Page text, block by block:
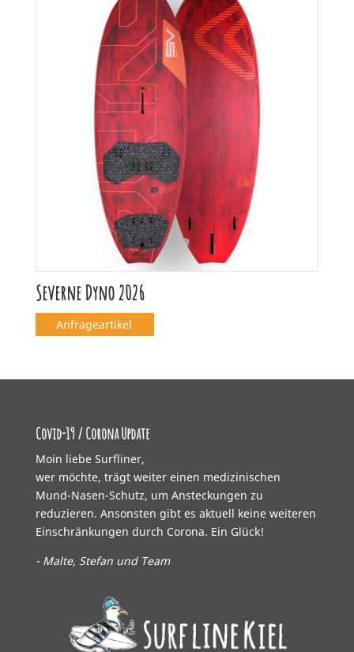
Severne Dyno 2026
Anfrageartikel
Covid-19 / Corona Update
Moin liebe Surfliner,
wer möchte, trägt weiter einen medizinischen
Mund-Nasen-Schutz, um Ansteckungen zu
reduzieren. Ansonsten gibt es aktuell keine weiteren
Einschränkungen durch Corona. Ein Glück!
- Malte, Stefan und Team